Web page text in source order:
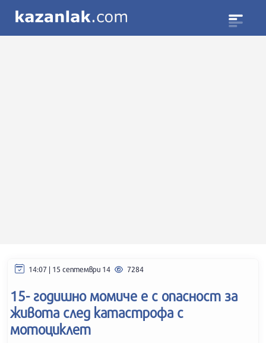
14:07 | 15 септември 14 7284
15- годишно момиче е с опасност за
живота след катастрофа с
мотоциклет